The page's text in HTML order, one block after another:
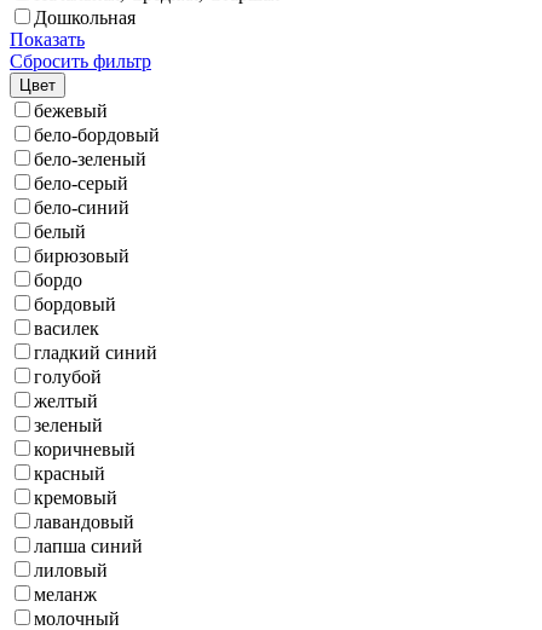
Дошкольная
Показать
Сбросить фильтр
Цвет
бежевый
бело-бордовый
бело-зеленый
бело-серый
бело-синий
белый
бирюзовый
бордо
бордовый
василек
гладкий синий
голубой
желтый
зеленый
коричневый
красный
кремовый
лавандовый
лапша синий
лиловый
меланж
молочный